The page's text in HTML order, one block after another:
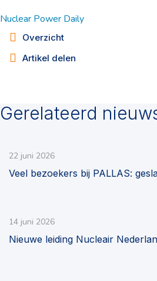
Nuclear Power Daily
Overzicht
Artikel delen
Gerelateerd
Veel bezoekers bij PALLAS:
22 juni 2026
Nieuwe leiding Nucleair
14 juni 2026